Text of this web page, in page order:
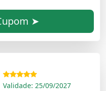
➤
Validade: 25/09/2027